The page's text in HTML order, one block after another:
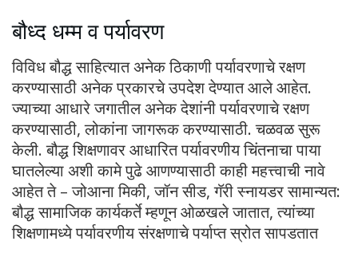
बौध्द धम्म व पर्यावरण
विविध बौद्ध साहित्यात अनेक ठिकाणी पर्यावरणाचे रक्षण
करण्यासाठी अनेक प्रकारचे उपदेश देण्यात आले आहेत.
ज्याच्या आधारे जगातील अनेक देशांनी पर्यावरणाचे रक्षण
करण्यासाठी, लोकांना जागरूक करण्यासाठी. चळवळ सुरू
केली. बौद्ध शिक्षणावर आधारित पर्यावरणीय चिंतनाचा पाया
घातलेल्या अशी कामे पुढे आणण्यासाठी काही महत्त्वाची नावे
आहेत ते – जोआना मिकी, जॉन सीड, गॅरी स्नायडर सामान्यत:
बौद्ध सामाजिक कार्यकर्ते म्हणून ओळखले जातात, त्यांच्या
शिक्षणामध्ये पर्यावरणीय संरक्षणाचे पर्याप्त स्रोत सापडतात